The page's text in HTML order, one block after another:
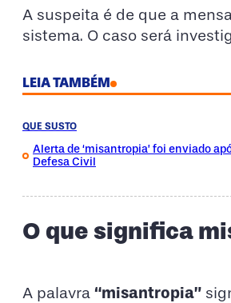
A suspeita é de que a
sistema. O caso será
LEIA TAMBÉM
QUE SUSTO
Alerta de ‘misantropia’ foi enviado
Defesa Civil
O que significa
A palavra “misantropia”